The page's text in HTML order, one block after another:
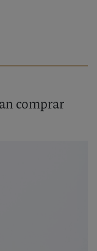
comprar